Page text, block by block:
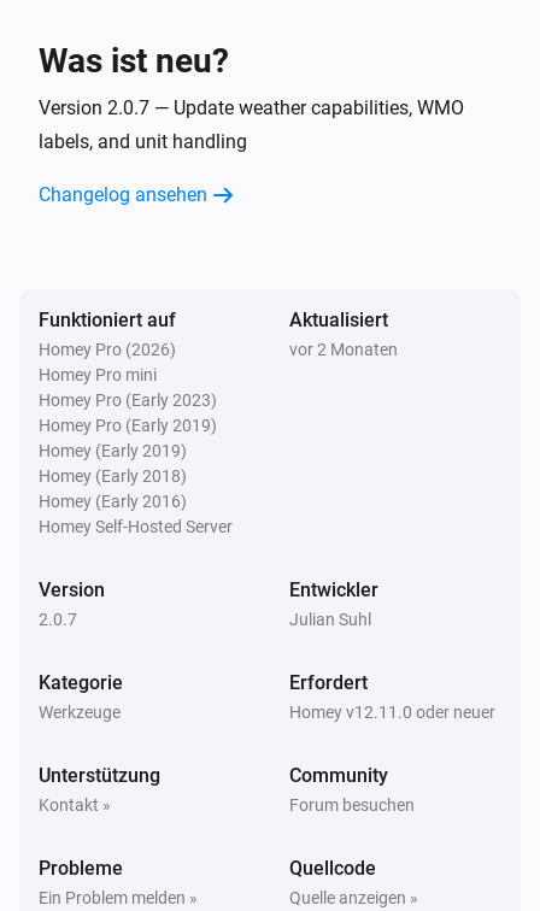
Dann ...
Erstelle ein Diagramm fuer
Wetterwert ueber
Advanced
Wetter
Wetter
Wetter jetzt aktualisieren
Was ist neu?
Version 2.0.7 — Update weather capabilities, WMO
labels, and unit handling
Changelog ansehen
Funktioniert auf
Homey Pro (2026)
Homey Pro mini
Homey Pro (Early 2023)
Homey Pro (Early 2019)
Homey (Early 2019)
Homey (Early 2018)
Homey (Early 2016)
Homey Self-Hosted Server
Aktualisiert
vor 2 Monaten
Version
2.0.7
Entwickler
Julian Suhl
Kategorie
Werkzeuge
Erfordert
Homey v12.11.0 oder neuer
Unterstützung
Kontakt »
Community
Forum besuchen
Probleme
Ein Problem melden »
Quellcode
Quelle anzeigen »